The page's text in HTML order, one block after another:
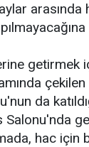
da
Salonu'nda
hac için